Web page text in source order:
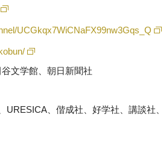
UCGkqx7WiCNaFX99nw3Gqs_Q
文学館、朝日新聞社
URESICA、偕成社、好学社、講談社